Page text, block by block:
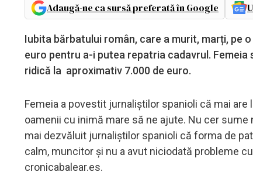
Adaugă-ne ca sursă preferată în Google
Iubita bărbatului român, care a murit, marți, pe
euro pentru a-i putea repatria cadavrul.
ridică la aproximativ 7.000 de euro.
Femeia a povestit jurnaliștilor spanioli că mai
oamenii cu inimă mare să ne ajute. Nu cer sume
mai dezvăluit jurnaliștilor spanioli că forma de
calm, muncitor și nu a avut niciodată probleme
cronicabalear.es.